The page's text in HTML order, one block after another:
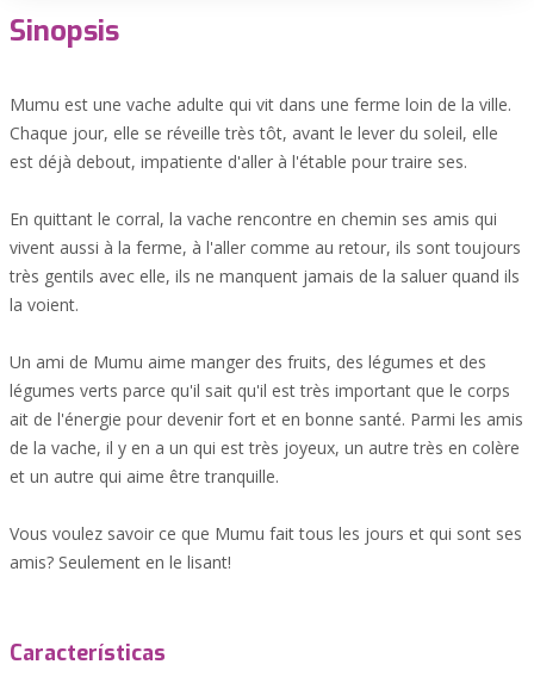
Sinopsis
Mumu est une vache adulte qui vit dans une ferme loin de la ville.
Chaque jour, elle se réveille très tôt, avant le lever du soleil, elle
est déjà debout, impatiente d'aller à l'étable pour traire ses.
En quittant le corral, la vache rencontre en chemin ses amis qui
vivent aussi à la ferme, à l'aller comme au retour, ils sont toujours
très gentils avec elle, ils ne manquent jamais de la saluer quand ils
la voient.
Un ami de Mumu aime manger des fruits, des légumes et des
légumes verts parce qu'il sait qu'il est très important que le corps
ait de l'énergie pour devenir fort et en bonne santé. Parmi les amis
de la vache, il y en a un qui est très joyeux, un autre très en colère
et un autre qui aime être tranquille.
Vous voulez savoir ce que Mumu fait tous les jours et qui sont ses
amis? Seulement en le lisant!
Características